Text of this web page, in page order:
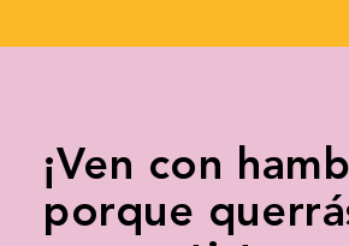
¡Ven con
porque